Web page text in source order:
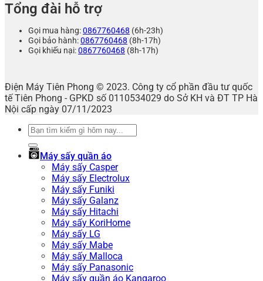
Tổng đài hỗ trợ
Gọi mua hàng:0867760468 (6h-23h)
Gọi bảo hành:0867760468 (8h-17h)
Gọi khiếu nại:0867760468 (8h-17h)
Điện Máy Tiên Phong © 2023. Công ty cổ phần đầu tư quốc
tế Tiên Phong - GPKD số 0110534029 do Sở KH và ĐT TP Hà
Nội cấp ngày 07/11/2023
Tìm
Máy sấy quần áo
Máy sấy Casper
Máy sấy Electrolux
Máy sấy Funiki
Máy sấy Galanz
Máy sấy Hitachi
Máy sấy KoriHome
Máy sấy LG
Máy sấy Mabe
Máy sấy Malloca
Máy sấy Panasonic
Máy sấy quần áo Kangaroo